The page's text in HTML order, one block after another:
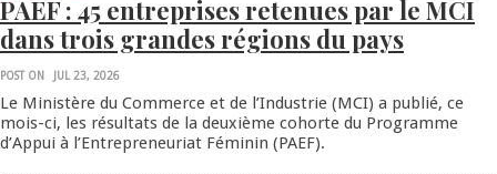
PAEF : 45 entreprises retenues par le MCI
dans trois grandes régions du pays
POST ON JUL 23, 2026
Le Ministère du Commerce et de l’Industrie (MCI) a publié, ce
mois-ci, les résultats de la deuxième cohorte du Programme
d’Appui à l’Entrepreneuriat Féminin (PAEF).